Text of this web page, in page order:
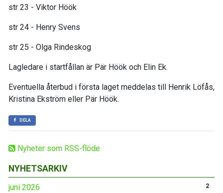
Nyheter som RSS-flöde
NYHETSARKIV
juni 2026 2
str 23 - Viktor Höök
str 24 - Henry Svens
str 25 - Olga Rindeskog
Lagledare i startfållan är Pär Höök och Elin Ek.
Eventuella återbud i första laget meddelas till Henrik Löfås,
Kristina Ekström eller Pär Höök.
DELA